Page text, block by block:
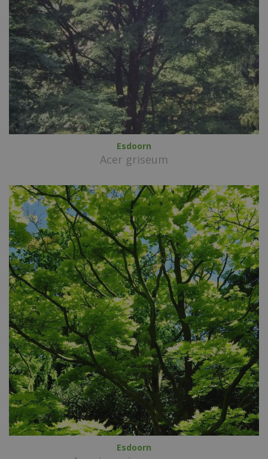
Esdoorn
Acer griseum
Esdoorn